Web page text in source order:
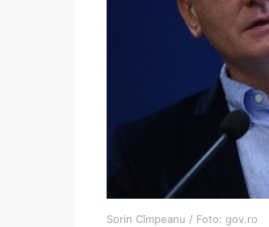
Sorin Cîmpeanu / Foto: gov.ro